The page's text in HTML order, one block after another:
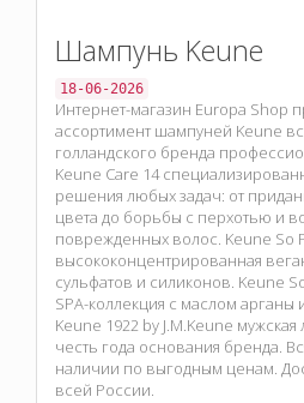
Шампунь Keune
18-06-2026
Интернет-магазин Europa Shop
ассортимент шампуней Keune
голландского бренда
Keune Care 14
решения любых задач: от
цвета до борьбы с перхотью и
поврежденных волос. Keune So
высококонцентрированная
сульфатов и силиконов. Keune
SPA-коллекция с маслом
Keune 1922 by J.M.Keune
честь года основания бренда.
наличии по выгодным ценам.
всей России.